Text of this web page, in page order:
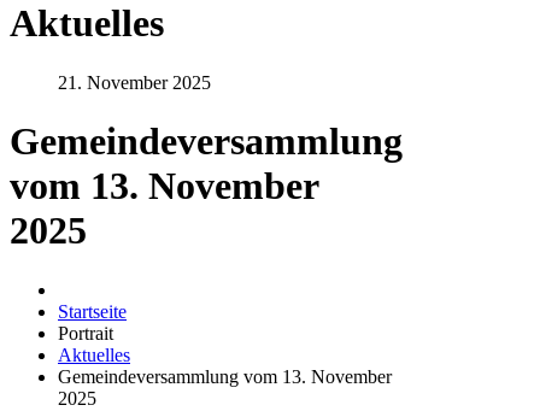
Aktuelles
21. November 2025
Gemeindeversammlung
vom 13. November
2025
Startseite
Portrait
Aktuelles
Gemeindeversammlung vom 13. November
2025